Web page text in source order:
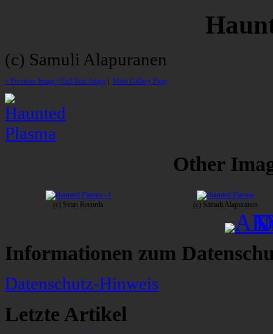
(c) Samuli Alapuranen
« Previous Image | Full-Size Image Main Gallery Page
Other
(c) Svart Records (c) Samuli Alapuranen
Informationen zum
Datenschutz-Hinweis
Letzte Artikel